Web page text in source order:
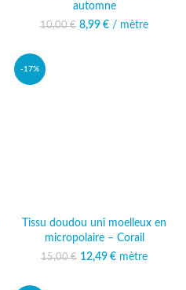
automne
10,00€ Le prix initial était :
8,99 € Le prix actuel
/ mètre
-17%
Tissu doudou uni moelleux en
micropolaire – Corail
15,00€ Le prix initial était :
12,49 €
Le prix
mètre